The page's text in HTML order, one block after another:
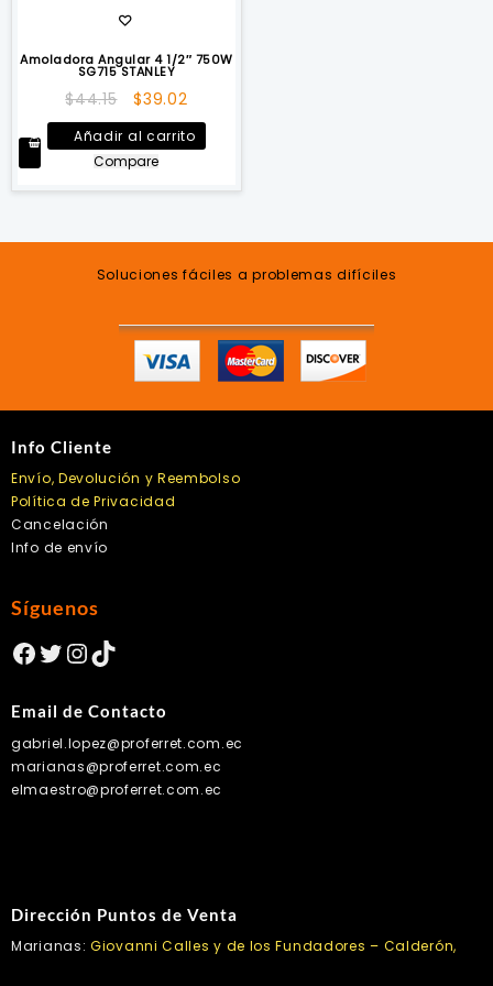
Amoladora Angular 4 1/2″ 750W
SG715 STANLEY
$44.15
El
precio
original
era:
$44.15.
$39.02El
precio
actual
$39.02.
Añadir al carrito
Compare
Soluciones fáciles a problemas difíciles
Info Cliente
Envío, Devolución y Reembolso
Política de Privacidad
Cancelación
Info de envío
Síguenos
Facebook
Twitter
Instagram
TikTok
Email de Contacto
gabriel.lopez@proferret.com.ec
marianas@proferret.com.ec
elmaestro@proferret.com.ec
Dirección Puntos de Venta
Marianas: Giovanni Calles y de los Fundadores – Calderón,